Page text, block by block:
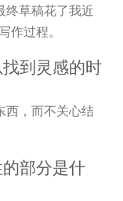
终草稿花了我近
作过程。
到灵感的时
西，而不关心结
部分是什